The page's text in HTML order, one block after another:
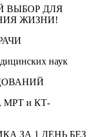
ВЫБОР ДЛЯ
ЖИЗНИ!
наук
МРТ и КТ-
ЗА 1 ДЕНЬ БЕЗ